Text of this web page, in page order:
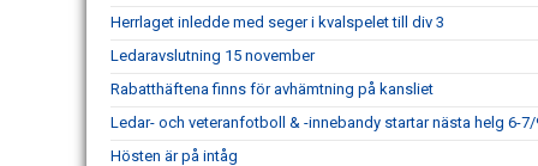
Herrlaget inledde med seger i kvalspelet till div 3
Ledaravslutning 15 november
Rabatthäftena finns för avhämtning på kansliet
Ledar- och veteranfotboll & -innebandy startar nästa helg 6-7/
Hösten är på intåg